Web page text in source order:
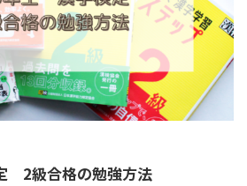
2級合格の勉強方法